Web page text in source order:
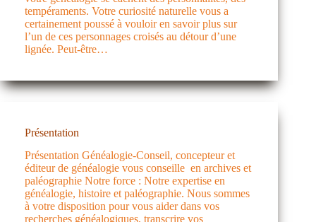
tempéraments. Votre curiosité naturelle vous a
certainement poussé à vouloir en savoir plus sur
l’un de ces personnages croisés au détour d’une
lignée. Peut-être…
Présentation
Présentation Généalogie-Conseil, concepteur et
éditeur de généalogie vous conseille en archives et
paléographie Notre force : Notre expertise en
généalogie, histoire et paléographie. Nous sommes
à votre disposition pour vous aider dans vos
recherches généalogiques, transcrire vos